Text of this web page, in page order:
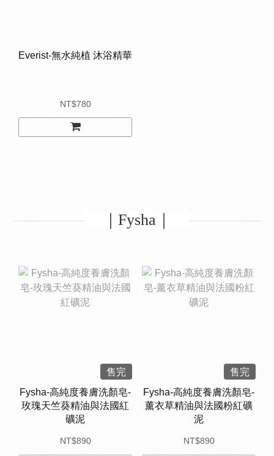
Everist-無水純植 沐浴精華
NT$780
｜Fysha｜
售完
Fysha-高純度養膚洗顏皂-
玫瑰天竺葵精油與法國紅
礦泥
NT$890
售完
Fysha-高純度養膚洗顏皂-
薰衣草精油與法國粉紅礦
泥
NT$890